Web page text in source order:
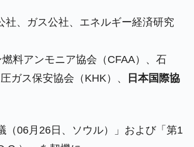
社、ガス公社、エネルギー経済研究
料アンモニア協会（CFAA）、石
ガス保安協会（KHK）、
日本国際協
（06月26日、ソウル）」および「第1